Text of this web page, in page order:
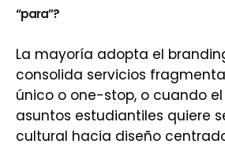
“para”?
La mayoría adopta el
consolida servicios
único o one-stop, o cuando
asuntos estudiantiles quiere
cultural hacia diseño